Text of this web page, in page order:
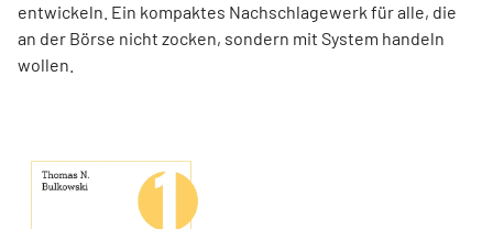
entwickeln. Ein kompaktes Nachschlagewerk für alle, die
an der Börse nicht zocken, sondern mit System handeln
wollen.